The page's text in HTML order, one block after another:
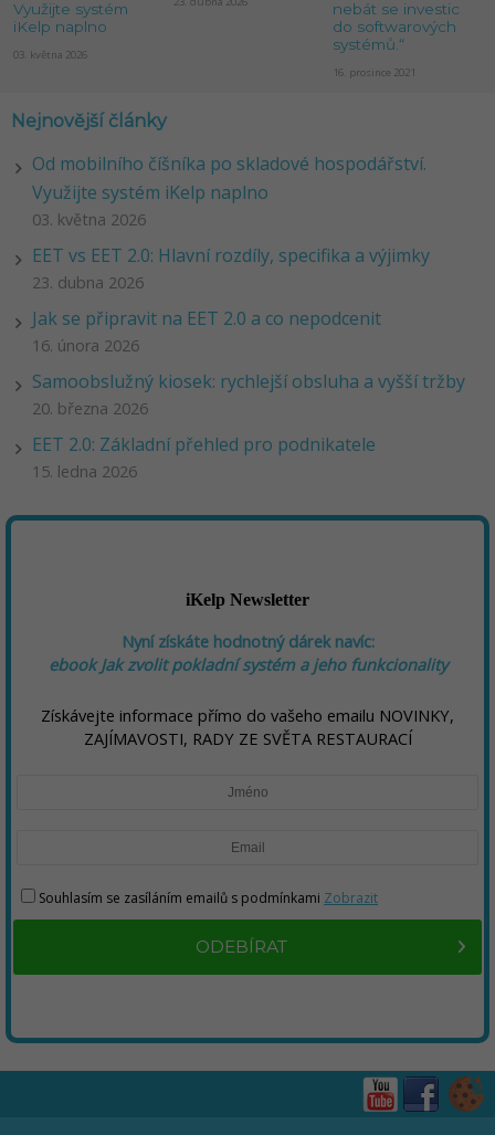
Využijte systém
iKelp naplno
03. května 2026
nebát se investic
do softwarových
systémů.“
16. prosince 2021
Nejnovější články
Od mobilního číšníka po skladové hospodářství.
Využijte systém iKelp naplno
03. května 2026
EET vs EET 2.0: Hlavní rozdíly, specifika a výjimky
23. dubna 2026
Jak se připravit na EET 2.0 a co nepodcenit
16. února 2026
Samoobslužný kiosek: rychlejší obsluha a vyšší tržby
20. března 2026
EET 2.0: Základní přehled pro podnikatele
15. ledna 2026
iKelp Newsletter
Nyní získáte hodnotný dárek navíc:
ebookJak zvolit pokladní systém a jeho funkcionality
Získávejte informace přímo do vašeho emailu NOVINKY,
ZAJÍMAVOSTI, RADY ZE SVĚTA RESTAURACÍ
Souhlasím se zasíláním emailů s podmínkami Zobrazit
ODEBÍRAT